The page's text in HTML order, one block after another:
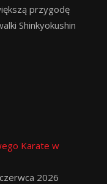
przygodę
Shinkyokushin
Karate w
2026